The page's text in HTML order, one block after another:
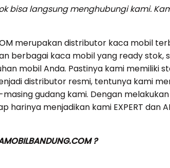
bisa langsung menghubungi kami.
merupakan distributor kaca mobil
berbagai kaca mobil yang ready stok,
mobil Anda. Pastinya kami memiliki
distributor resmi, tentunya kami
gudang kami. Dengan
harinya menjadikan kami EXPERT dan
?